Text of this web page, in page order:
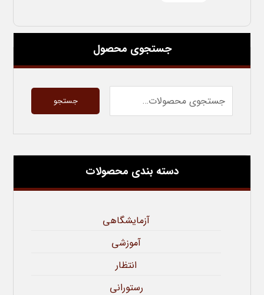
جستجوی محصول
جستجو
دسته بندی محصولات
آزمایشگاهی
آموزشی
انتظار
رستورانی